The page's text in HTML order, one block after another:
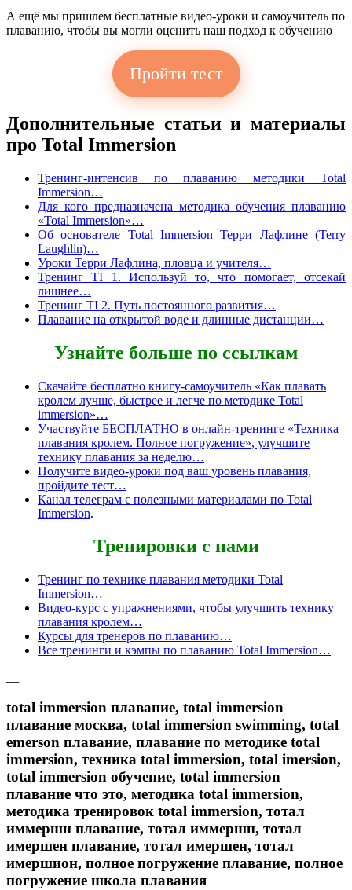
А ещё мы пришлем бесплатные видео-уроки и самоучитель по
плаванию, чтобы вы могли оценить наш подход к обучению
Пройти тест
Дополнительные статьи и материалы
про Total Immersion
Тренинг-интенсив по плаванию методики Total
Immersion…
Для кого предназначена методика обучения плаванию
«Total Immersion»…
Об основателе Total Immersion Терри Лафлине (Terry
Laughlin)…
Уроки Терри Лафлина, пловца и учителя…
Тренинг TI 1. Используй то, что помогает, отсекай
лишнее…
Тренинг TI 2. Путь постоянного развития…
Плавание на открытой воде и длинные дистанции…
Узнайте больше по ссылкам
Скачайте бесплатно книгу-самоучитель «Как плавать
кролем лучше, быстрее и легче по методике Total
immersion»…
Участвуйте БЕСПЛАТНО в онлайн-тренинге «Техника
плавания кролем. Полное погружение», улучшите
технику плавания за неделю…
Получите видео-уроки под ваш уровень плавания,
пройдите тест…
Канал телеграм с полезными материалами по Total
Immersion.
Тренировки с нами
Тренинг по технике плавания методики Total
Immersion…
Видео-курс с упражнениями, чтобы улучшить технику
плавания кролем…
Курсы для тренеров по плаванию…
Все тренинги и кэмпы по плаванию Total Immersion…
total immersion плавание, total immersion
плавание москва, total immersion swimming, total
emerson плавание, плавание по методике total
immersion, техника total immersion, total imersion,
total immersion обучение, total immersion
плавание что это, методика total immersion,
методика тренировок total immersion, тотал
иммершн плавание, тотал иммершн, тотал
имершен плавание, тотал имершен, тотал
имершион, полное погружение плавание, полное
погружение школа плавания